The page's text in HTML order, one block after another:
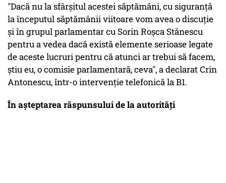
"Dacă nu la sfârşitul acestei săptămâni, cu siguranţă
la începutul săptămânii viitoare vom avea o discuţie
şi în grupul parlamentar cu Sorin Roşca Stănescu
pentru a vedea dacă există elemente serioase legate
de aceste lucruri pentru că atunci ar trebui să facem,
ştiu eu, o comisie parlamentară, ceva", a declarat Crin
Antonescu, într-o intervenție telefonică la B1.
În așteptarea răspunsului de la autorități